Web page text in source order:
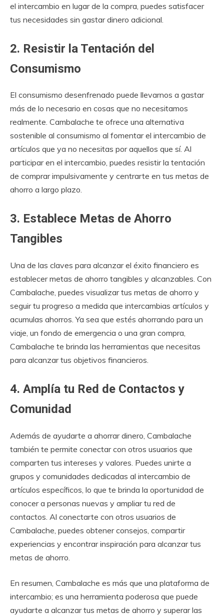
el intercambio en lugar de la compra, puedes satisfacer
tus necesidades sin gastar dinero adicional.
2. Resistir la Tentación del
Consumismo
El consumismo desenfrenado puede llevarnos a gastar
más de lo necesario en cosas que no necesitamos
realmente. Cambalache te ofrece una alternativa
sostenible al consumismo al fomentar el intercambio de
artículos que ya no necesitas por aquellos que sí. Al
participar en el intercambio, puedes resistir la tentación
de comprar impulsivamente y centrarte en tus metas de
ahorro a largo plazo.
3. Establece Metas de Ahorro
Tangibles
Una de las claves para alcanzar el éxito financiero es
establecer metas de ahorro tangibles y alcanzables. Con
Cambalache, puedes visualizar tus metas de ahorro y
seguir tu progreso a medida que intercambias artículos y
acumulas ahorros. Ya sea que estés ahorrando para un
viaje, un fondo de emergencia o una gran compra,
Cambalache te brinda las herramientas que necesitas
para alcanzar tus objetivos financieros.
4. Amplía tu Red de Contactos y
Comunidad
Además de ayudarte a ahorrar dinero, Cambalache
también te permite conectar con otros usuarios que
comparten tus intereses y valores. Puedes unirte a
grupos y comunidades dedicadas al intercambio de
artículos específicos, lo que te brinda la oportunidad de
conocer a personas nuevas y ampliar tu red de
contactos. Al conectarte con otros usuarios de
Cambalache, puedes obtener consejos, compartir
experiencias y encontrar inspiración para alcanzar tus
metas de ahorro.
En resumen, Cambalache es más que una plataforma de
intercambio; es una herramienta poderosa que puede
ayudarte a alcanzar tus metas de ahorro y superar las